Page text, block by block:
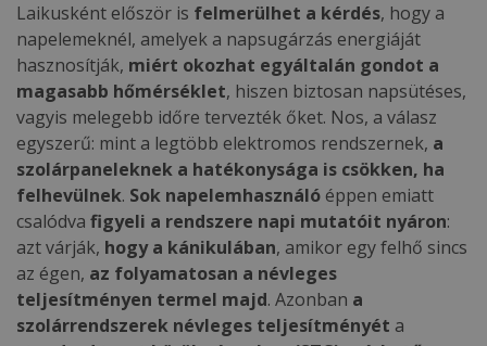
Laikusként először is felmerülhet a kérdés, hogy a
napelemeknél, amelyek a napsugárzás energiáját
hasznosítják, miért okozhat egyáltalán gondot a
magasabb hőmérséklet, hiszen biztosan napsütéses,
vagyis melegebb időre tervezték őket. Nos, a válasz
egyszerű: mint a legtöbb elektromos rendszernek, a
szolárpaneleknek a hatékonysága is csökken, ha
felhevülnek. Sok napelemhasználó éppen emiatt
csalódva figyeli a rendszere napi mutatóit nyáron:
azt várják, hogy a kánikulában, amikor egy felhő sincs
az égen, az folyamatosan a névleges
teljesítményen termel majd. Azonban a
szolárrendszerek névleges teljesítményét a